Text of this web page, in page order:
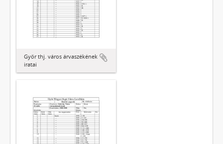
Győr thj. város árvaszékének
iratai